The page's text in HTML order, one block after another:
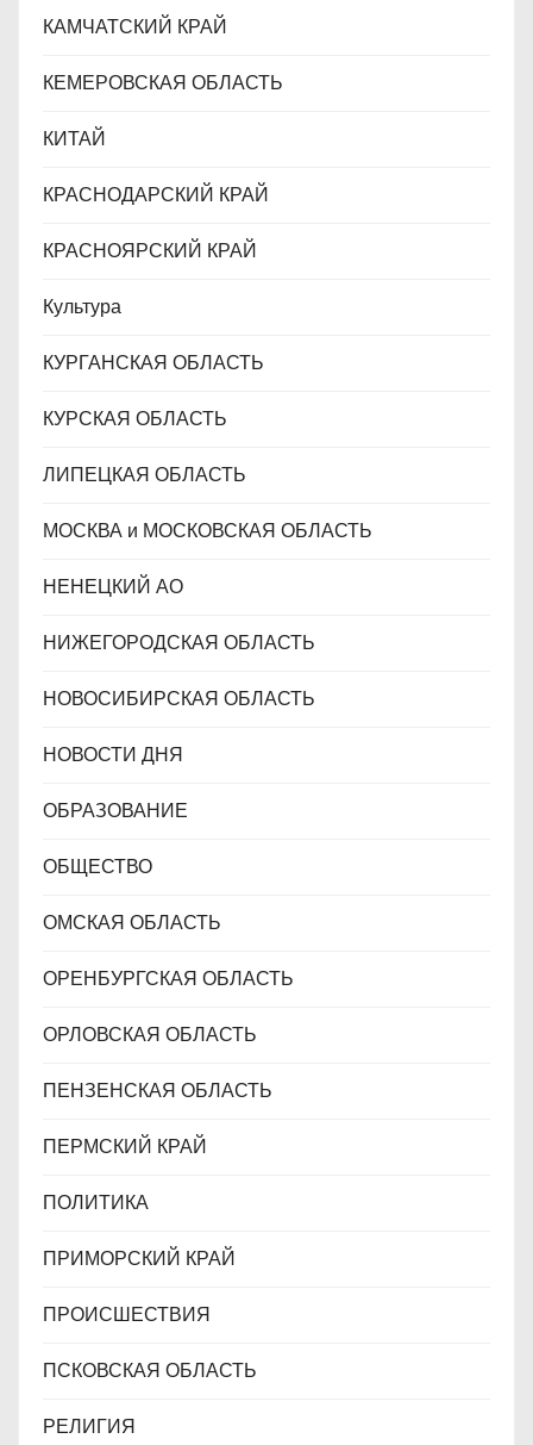
КАМЧАТСКИЙ КРАЙ
КЕМЕРОВСКАЯ ОБЛАСТЬ
КИТАЙ
КРАСНОДАРСКИЙ КРАЙ
КРАСНОЯРСКИЙ КРАЙ
Культура
КУРГАНСКАЯ ОБЛАСТЬ
КУРСКАЯ ОБЛАСТЬ
ЛИПЕЦКАЯ ОБЛАСТЬ
МОСКВА и МОСКОВСКАЯ ОБЛАСТЬ
НЕНЕЦКИЙ АО
НИЖЕГОРОДСКАЯ ОБЛАСТЬ
НОВОСИБИРСКАЯ ОБЛАСТЬ
НОВОСТИ ДНЯ
ОБРАЗОВАНИЕ
ОБЩЕСТВО
ОМСКАЯ ОБЛАСТЬ
ОРЕНБУРГСКАЯ ОБЛАСТЬ
ОРЛОВСКАЯ ОБЛАСТЬ
ПЕНЗЕНСКАЯ ОБЛАСТЬ
ПЕРМСКИЙ КРАЙ
ПОЛИТИКА
ПРИМОРСКИЙ КРАЙ
ПРОИСШЕСТВИЯ
ПСКОВСКАЯ ОБЛАСТЬ
РЕЛИГИЯ